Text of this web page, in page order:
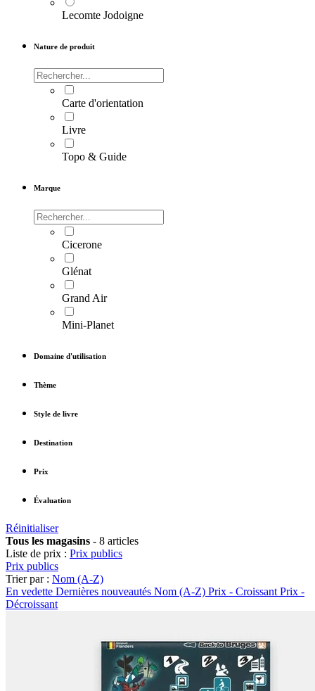
Lecomte Jodoigne
Nature de produit
Carte d'orientation
Livre
Topo & Guide
Marque
Cicerone
Glénat
Grand Air
Mini-Planet
Domaine d'utilisation
Thème
Style de livre
Destination
Prix
Évaluation
Réinitialiser
Tous les magasins - 8 articles
Liste de prix : Prix publics
Prix publics
Trier par : Nom (A-Z)
En vedette Dernières nouveautés Nom (A-Z) Prix - Croissant Prix -
Décroissant